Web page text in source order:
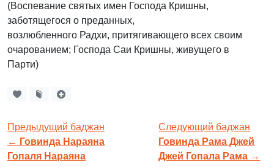
(Воспевание святых имен Господа Кришны,
заботящегося о преданных,
возлюбленного Радхи, притягивающего всех своим
очарованием; Господа Саи Кришны, живущего в
Парти)
Предыдущий баджан
← Говинда Нараяна
Гопаля Нараяна
Следующий баджан
Говинда Рама Джей
Джей Гопала Рама →